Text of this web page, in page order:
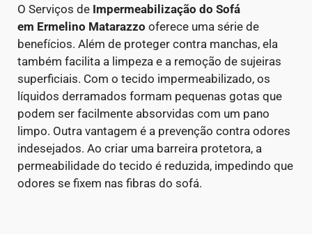
O Serviços de Impermeabilização do Sofá
em Ermelino Matarazzo oferece uma série de
benefícios. Além de proteger contra manchas, ela
também facilita a limpeza e a remoção de sujeiras
superficiais. Com o tecido impermeabilizado, os
líquidos derramados formam pequenas gotas que
podem ser facilmente absorvidas com um pano
limpo. Outra vantagem é a prevenção contra odores
indesejados. Ao criar uma barreira protetora, a
permeabilidade do tecido é reduzida, impedindo que
odores se fixem nas fibras do sofá.